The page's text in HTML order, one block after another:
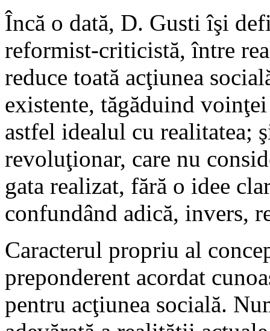
Încă o dată, D. Gusti îşi
reformist-criticistă, între
reduce toată acţiunea
existente, tăgăduind
astfel idealul cu realitatea;
revoluţionar, care nu
gata realizat, fără o idee
confundând adică, invers,
Caracterul propriu al
preponderent acordat
pentru acţiunea socială.